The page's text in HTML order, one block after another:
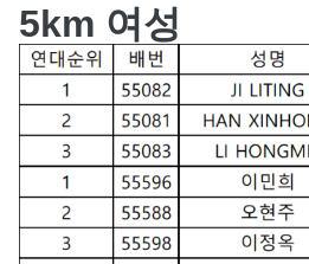
5km 여성